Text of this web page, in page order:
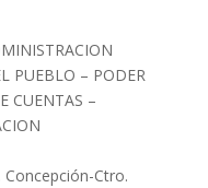
PUEBLO – PODER
CUENTAS –
Concepción-Ctro.